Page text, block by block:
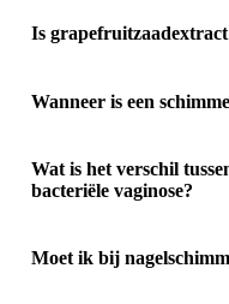
Is
Wanneer is een
Wat is het verschil
bacteriële vaginose?
Moet ik bij